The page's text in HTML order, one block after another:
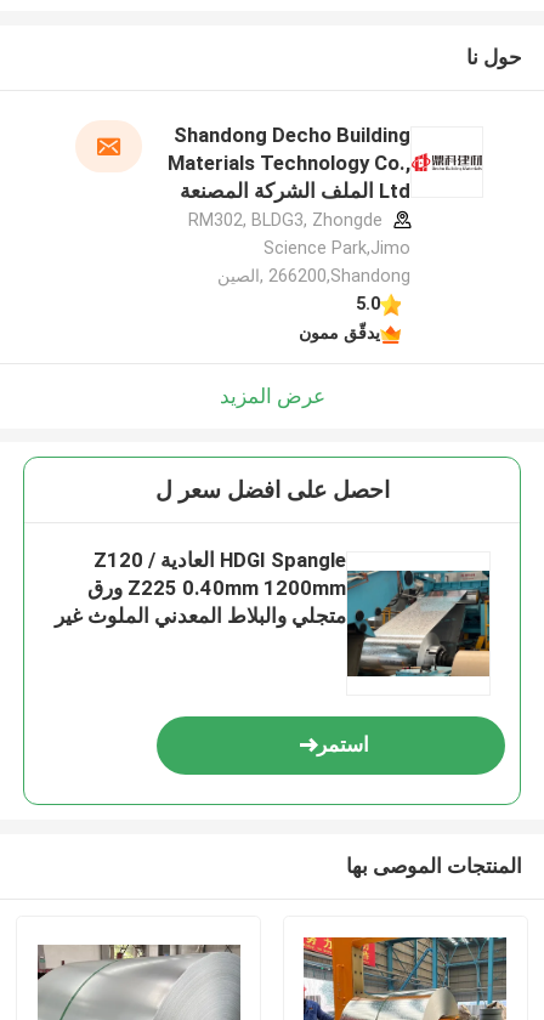
حول نا
Shandong Decho Building
Materials Technology Co.,
Ltd الملف الشركة المصنعة
RM302, BLDG3, Zhongde
Science Park,Jimo
266200,Shandong ,الصين
5.0
يدقّق ممون
عرض المزيد
احصل على افضل سعر ل
HDGI Spangle العادية Z120 /
Z225 0.40mm 1200mm ورق
متجلي والبلاط المعدني الملوث غير
استمر
المنتجات الموصى بها